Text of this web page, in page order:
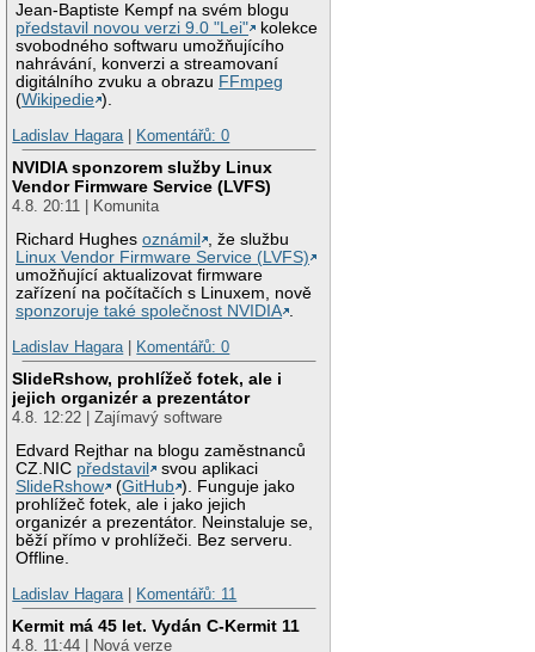
Jean-Baptiste Kempf na svém blogu
představil novou verzi 9.0 "Lei"
kolekce
svobodného softwaru umožňujícího
nahrávání, konverzi a streamovaní
digitálního zvuku a obrazu FFmpeg
(Wikipedie ).
Ladislav Hagara| Komentářů: 0
NVIDIA sponzorem služby Linux
Vendor Firmware Service (LVFS)
4.8. 20:11 | Komunita
Richard Hughesoznámil
, že službu
Linux Vendor Firmware Service (LVFS)
umožňující aktualizovat firmware
zařízení na počítačích s Linuxem, nově
sponzoruje také společnost NVIDIA .
Ladislav Hagara| Komentářů: 0
SlideRshow, prohlížeč fotek, ale i
jejich organizér a prezentátor
4.8. 12:22 | Zajímavý software
Edvard Rejthar na blogu zaměstnanců
CZ.NIC představil
svou aplikaci
SlideRshow
(GitHub ). Funguje jako
prohlížeč fotek, ale i jako jejich
organizér a prezentátor. Neinstaluje se,
běží přímo v prohlížeči. Bez serveru.
Offline.
Ladislav Hagara| Komentářů: 11
Kermit má 45 let. Vydán C-Kermit 11
4.8. 11:44 | Nová verze